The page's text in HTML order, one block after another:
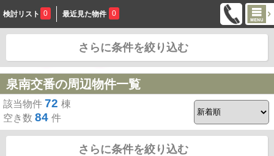
検討リスト 0 最近見た物件 0
泉南交番の周辺物件一覧
該当物件 72 棟
空き数 84 件
さらに条件を絞り込む
さらに条件を絞り込む